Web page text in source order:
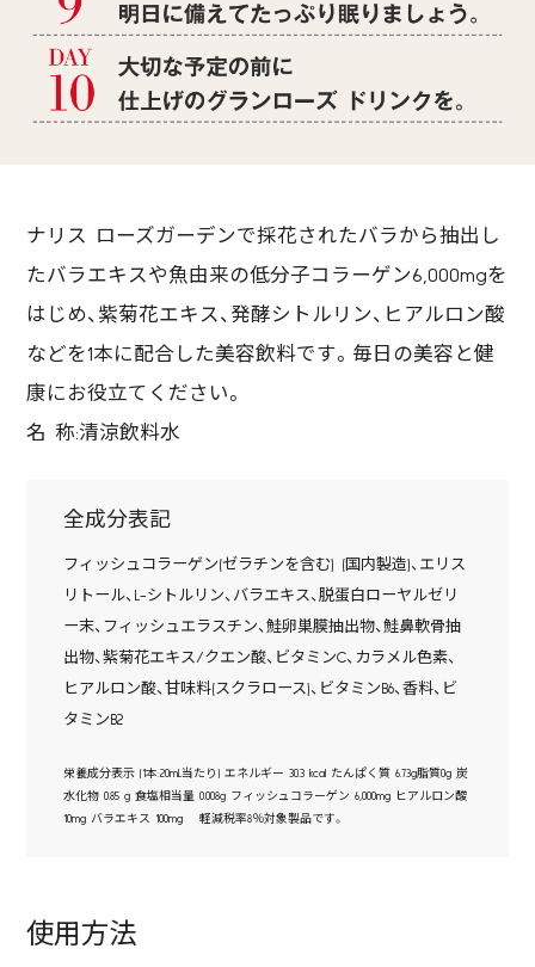
ナリス ローズガーデンで採花されたバラから抽出し
たバラエキスや魚由来の低分子コラーゲン6,000mgを
はじめ、紫菊花エキス、発酵シトルリン、ヒアルロン酸
などを1本に配合した美容飲料です。毎日の美容と健
康にお役立てください。
名 称:清涼飲料水
全成分表記
フィッシュコラーゲン(ゼラチンを含む) (国内製造)、エリス
リトール、L-シトルリン、バラエキス、脱蛋白ローヤルゼリ
ー末、フィッシュエラスチン、鮭卵巣膜抽出物、鮭鼻軟骨抽
出物、紫菊花エキス/クエン酸、ビタミンC、カラメル色素、
ヒアルロン酸、甘味料(スクラロース)、ビタミンB6、香料、ビ
タミンB2
栄養成分表示 (1本:20mL当たり) エネルギー 30.3 kcal たんぱく質 6.73g脂質0g 炭
水化物 0.85 g 食塩相当量 0.008g フィッシュコラーゲン 6,000mg ヒアルロン酸
10mg バラエキス 100mg 軽減税率8％対象製品です。
使用方法